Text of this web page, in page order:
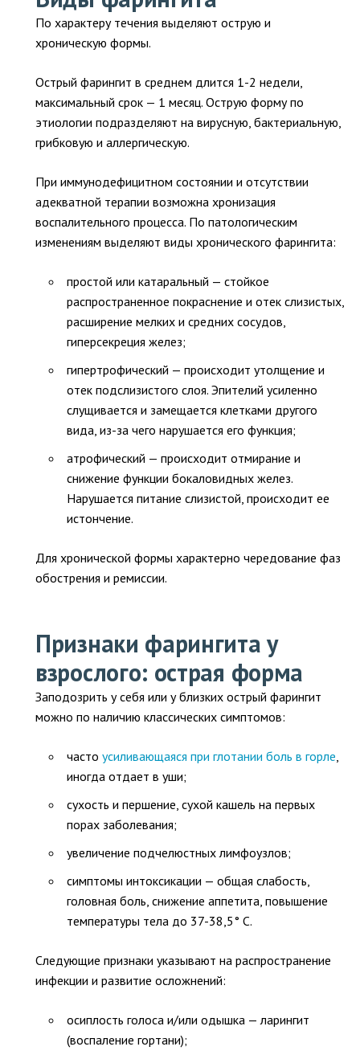
По характеру течения выделяют острую и
хроническую формы.
Острый фарингит в среднем длится 1-2 недели,
максимальный срок — 1 месяц. Острую форму по
этиологии подразделяют на вирусную, бактериальную,
грибковую и аллергическую.
При иммунодефицитном состоянии и отсутствии
адекватной терапии возможна хронизация
воспалительного процесса. По патологическим
изменениям выделяют виды хронического фарингита:
простой или катаральный — стойкое
распространенное покраснение и отек слизистых,
расширение мелких и средних сосудов,
гиперсекреция желез;
гипертрофический — происходит утолщение и
отек подслизистого слоя. Эпителий усиленно
слущивается и замещается клетками другого
вида, из-за чего нарушается его функция;
атрофический — происходит отмирание и
снижение функции бокаловидных желез.
Нарушается питание слизистой, происходит ее
истончение.
Для хронической формы характерно чередование фаз
обострения и ремиссии.
Признаки фарингита у
взрослого: острая форма
Заподозрить у себя или у близких острый фарингит
можно по наличию классических симптомов:
часто усиливающаяся при глотании боль в горле,
иногда отдает в уши;
сухость и першение, сухой кашель на первых
порах заболевания;
увеличение подчелюстных лимфоузлов;
симптомы интоксикации — общая слабость,
головная боль, снижение аппетита, повышение
температуры тела до 37-38,5° С.
Следующие признаки указывают на распространение
инфекции и развитие осложнений:
осиплость голоса и/или одышка — ларингит
(воспаление гортани);